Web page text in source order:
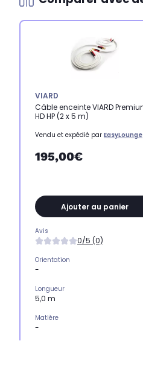
VIARD
Câble enceinte VIARD
HD HP (2 x 5 m)
Vendu et expédié par EasyLounge
195,00€
Ajouter au panier
Avis
0/5 (0)
Orientation
-
Longueur
5,0 m
Matière
-